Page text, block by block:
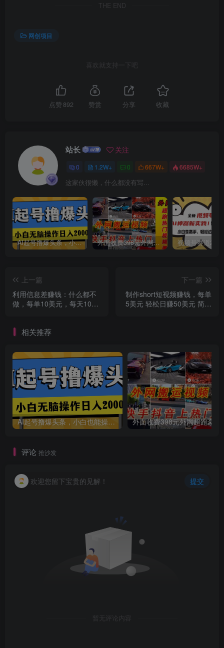
THE END
网创项目
喜欢就支持一下吧
点赞 892 赞赏 分享 收藏
站长 关注
0 1.2W+ 0 667W+ 6685W+
这家伙很懒，什么都没有写...
AI起号撸爆头条，小白也能操作，日入2000+ 外面收费398元外网超跑豪车汽车视频搬运至快手抖音上热门项目
上一篇
利用信息差赚钱：什么都不
做，每单10美元，每天100
下一篇
制作short短视频赚钱，每单
5美元 轻松日赚50美元 简单
相关推荐
AI起号撸爆头条，小白也能操作，日入2000+
评论 抢沙发
欢迎您留下宝贵的见解！ 提交
暂无评论内容